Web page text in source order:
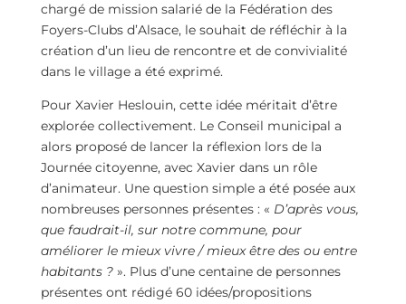
chargé de mission salarié de la Fédération des
Foyers-Clubs d’Alsace, le souhait de réfléchir à la
création d’un lieu de rencontre et de convivialité
dans le village a été exprimé.
Pour Xavier Heslouin, cette idée méritait d’être
explorée collectivement. Le Conseil municipal a
alors proposé de lancer la réflexion lors de la
Journée citoyenne, avec Xavier dans un rôle
d’animateur. Une question simple a été posée aux
nombreuses personnes présentes : « D’après vous,
que faudrait-il, sur notre commune, pour
améliorer le mieux vivre / mieux être des ou entre
habitants ?». Plus d’une centaine de personnes
présentes ont rédigé 60 idées/propositions